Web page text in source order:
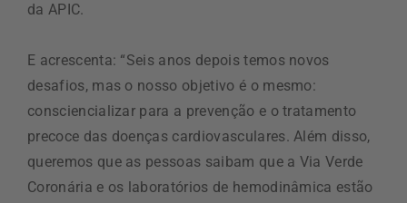
da APIC.
E acrescenta: “Seis anos depois temos novos
desafios, mas o nosso objetivo é o mesmo:
consciencializar para a prevenção e o tratamento
precoce das doenças cardiovasculares. Além disso,
queremos que as pessoas saibam que a Via Verde
Coronária e os laboratórios de hemodinâmica estão